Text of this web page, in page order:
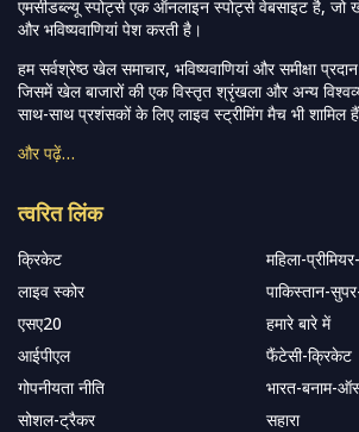
एमसीडब्ल्यू स्पोर्ट्स एक ऑनलाइन स्पोर्ट्स वेबसाइट है, जो
और भविष्यवाणियां पेश करती है।
हम सर्वश्रेष्ठ खेल समाचार, भविष्यवाणियां और समीक्षा
जिसमें खेल बाजारों की एक विस्तृत श्रृंखला और अन्य
साथ-साथ प्रशंसकों के लिए लाइव स्ट्रीमिंग मैच भी शामिल
और पढ़ें…
त्वरित लिंक
क्रिकेट
महिला-
लाइव स्कोर
पाकिस्तान-
एसए20
हमारे बारे में
आईपीएल
फैंटेसी-क्रिकेट
गोपनीयता नीति
भारत-बनाम-
सोशल-ट्रैकर
सहारा